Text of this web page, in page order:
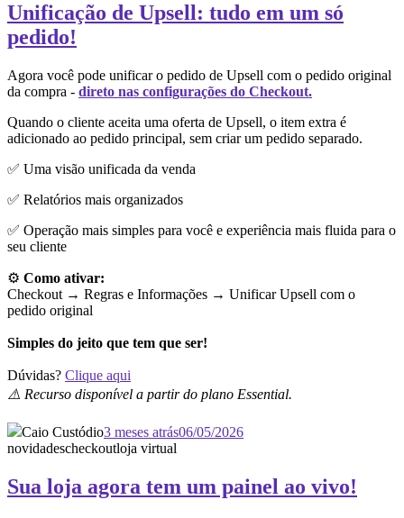
Unificação de Upsell: tudo em um só
pedido!
Agora você pode unificar o pedido de Upsell com o pedido original
da compra - direto nas configurações do Checkout.
Quando o cliente aceita uma oferta de Upsell, o item extra é
adicionado ao pedido principal, sem criar um pedido separado.
✅ Uma visão unificada da venda
✅ Relatórios mais organizados
✅ Operação mais simples para você e experiência mais fluida para o
seu cliente
⚙️ Como ativar:
Checkout → Regras e Informações → Unificar Upsell com o
pedido original
Simples do jeito que tem que ser!
Dúvidas? Clique aqui
⚠️ Recurso disponível a partir do plano Essential.
Caio Custódio3 meses atrás06/05/2026
novidadescheckoutloja virtual
Sua loja agora tem um painel ao vivo!